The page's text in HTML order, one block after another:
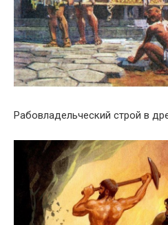
Рабовладельческий строй в